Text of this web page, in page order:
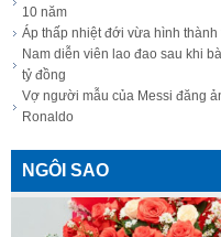
10 năm
Áp thấp nhiệt đới vừa hình thành
Nam diễn viên lao đao sau khi
tỷ đồng
Vợ người mẫu của Messi đăng
Ronaldo
NGÔI SAO